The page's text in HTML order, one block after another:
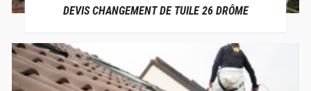
DEVIS CHANGEMENT DE TUILE 26 DRÔME